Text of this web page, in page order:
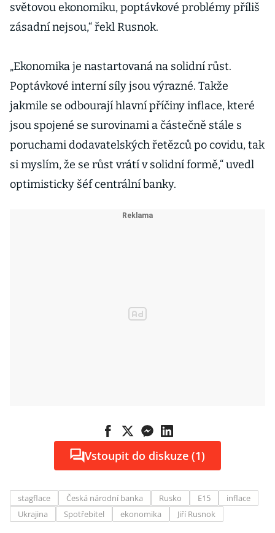
světovou ekonomiku, poptávkové problémy příliš
zásadní nejsou,“ řekl Rusnok.
„Ekonomika je nastartovaná na solidní růst.
Poptávkové interní síly jsou výrazné. Takže
jakmile se odbourají hlavní příčiny inflace, které
jsou spojené se surovinami a částečně stále s
poruchami dodavatelských řetězců po covidu, tak
si myslím, že se růst vrátí v solidní formě,“ uvedl
optimisticky šéf centrální banky.
Vstoupit do diskuze (1)
stagflace Česká národní banka Rusko E15
inflace
Ukrajina
Spotřebitel ekonomika Jiří Rusnok